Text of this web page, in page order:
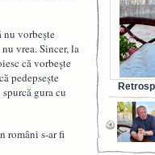
nu vorbeşte
vrea. Sincer, la
că vorbeşte
pedepseşte
gura cu
români s-ar fi
Bunul